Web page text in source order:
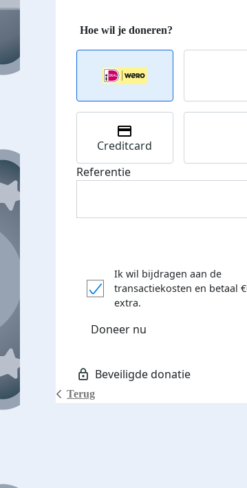
E-mails verstuurd
Bij 500 euro aan donaties
je je speciale KWF t-shirt!
Terug
Creditcard
Referentie
Ik wil bijdragen aan de
transactiekosten en betaal
extra.
Doneer nu